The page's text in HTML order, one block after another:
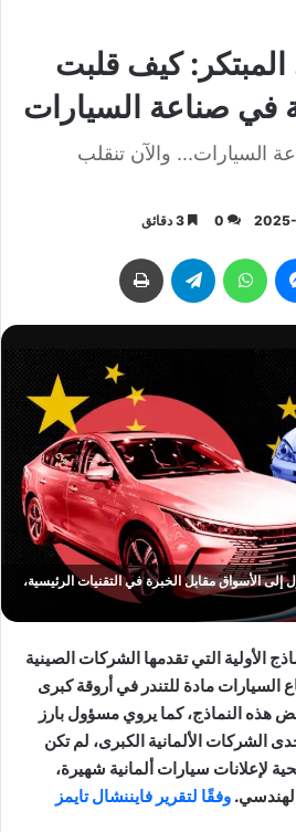
كيف قلبت
في صناعة السيارات
السيارات... والآن تنقلب
0
إلى الأسواق مقابل الخبرة في التقنيات الرئيسية،
الأولية التي تقدمها الشركات الصينية
السيارات مادة للتندر في أروقة كبرى
هذه النماذج، كما يروي مسؤول بارز
الشركات الألمانية الكبرى، لم تكن
لإعلانات سيارات ألمانية شهيرة،
الهندسي. وفقًا لتقرير فايننشال تايمز